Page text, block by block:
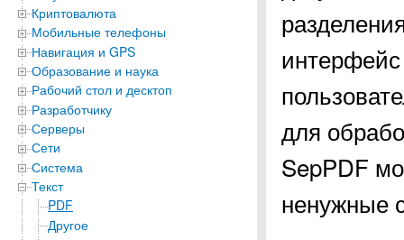
Криптовалюта
Мобильные телефоны
Навигация и GPS
Образование и наука
Рабочий стол и десктоп
Разработчику
Серверы
Сети
Система
Текст
PDF
Другое
для
SepPDF
ненужные